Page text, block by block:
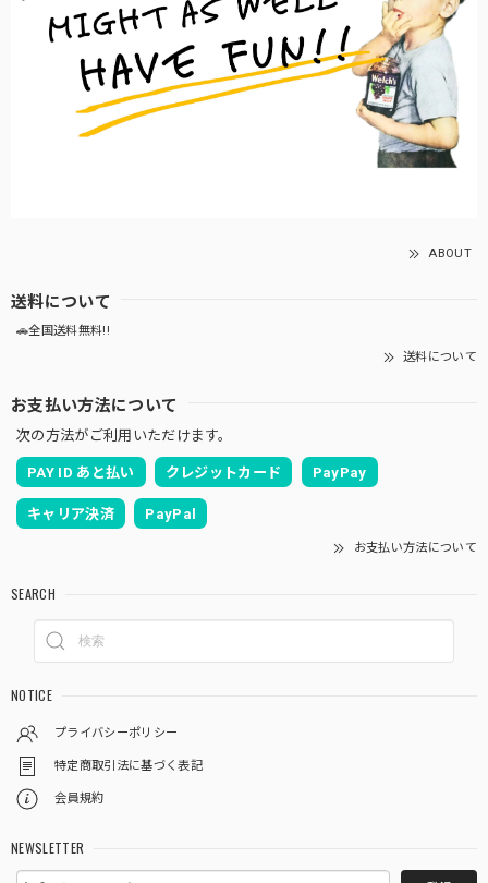
ABOUT
送料について
🚗全国送料無料!!
送料について
お支払い方法について
次の方法がご利用いただけます。
PAY ID あと払い クレジットカード PayPay
キャリア決済 PayPal
お支払い方法について
SEARCH
NOTICE
プライバシーポリシー
特定商取引法に基づく表記
会員規約
NEWSLETTER